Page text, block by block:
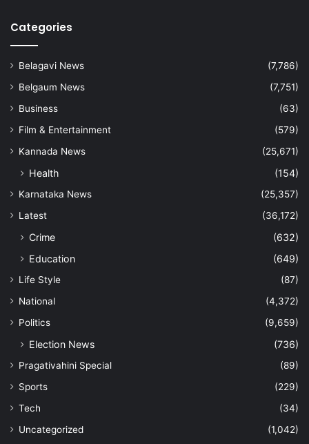
Categories
Belagavi News
(7,786)
Belgaum News
(7,751)
Business
(63)
Film & Entertainment
(579)
Kannada News
(25,671)
Health (154)
Karnataka News
(25,357)
Latest
(36,172)
Crime
(632)
Education
(649)
Life Style
(87)
National
(4,372)
Politics
(9,659)
Election News (736)
Pragativahini Special
(89)
Sports
(229)
Tech
(34)
Uncategorized
(1,042)